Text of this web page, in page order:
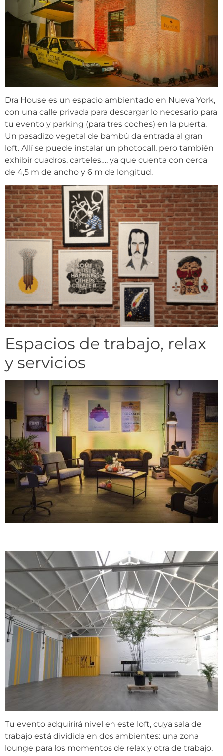
Dra House es un espacio ambientado en Nueva York,
con una calle privada para descargar lo necesario para
tu evento y parking (para tres coches) en la puerta.
Un pasadizo vegetal de bambú da entrada al gran
loft. Allí se puede instalar un photocall, pero también
exhibir cuadros, carteles…, ya que cuenta con cerca
de 4,5 m de ancho y 6 m de longitud.
Espacios de trabajo, relax
y servicios
Tu evento adquirirá nivel en este loft, cuya sala de
trabajo está dividida en dos ambientes: una zona
lounge para los momentos de relax y otra de trabajo,